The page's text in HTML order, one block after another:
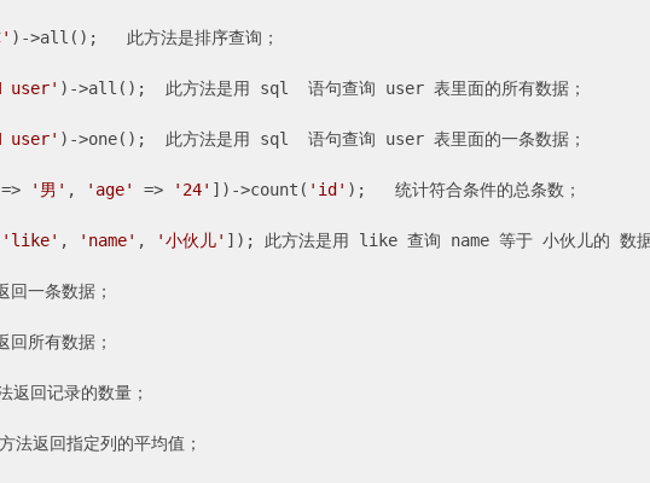
)->all();   此方法是排序查询；
user' )->all();  此方法是用 sql  语句查询 user 表里面的所有数据；
user' )->one();  此方法是用 sql  语句查询 user 表里面的一条数据；
=> '男' , 'age' => '24' ])->count( 'id' );   统计符合条件的总条数；
'like' , 'name' , '小伙儿' ]); 此方法是用 like 查询 name 等于 小伙儿的 数
条数据；
有数据；
记录的数量；
回指定列的平均值；